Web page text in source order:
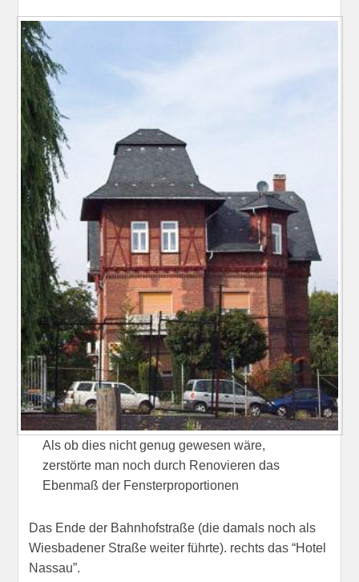
Als ob dies nicht genug gewesen wäre,
zerstörte man noch durch Renovieren das
Ebenmaß der Fensterproportionen
Das Ende der Bahnhofstraße (die damals noch als
Wiesbadener Straße weiter führte). rechts das “Hotel
Nassau”.